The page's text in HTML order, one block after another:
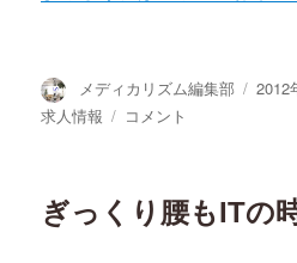
投
稿
メディカリズム編集部
投
2012
求人情報
企
の
コメント
ぎっくり腰もITの